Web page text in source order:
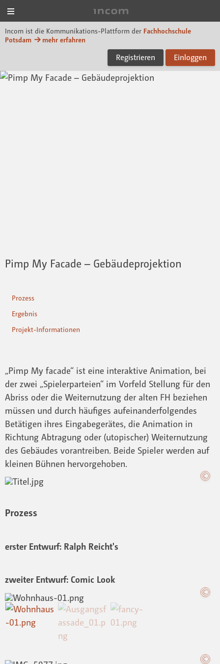
Incom ist die Kommunikations-Plattform der Fachhochschule
Potsdam
mehr erfahren
Registrieren Einloggen
Pimp My Facade – Gebäudeprojektion
Prozess
Ergebnis
Projekt-Informationen
„Pimp My facade“ ist eine interaktive Animation, bei
der zwei „Spielerparteien“ im Vorfeld Stellung für den
Abriss oder die Weiternutzung der alten FH beziehen
müssen und durch häufiges aufeinanderfolgendes
Betätigen ihres Eingabegerätes, die Animation in
Richtung Abtragung oder (utopischer) Weiternutzung
des Gebäudes vorantreiben. Beide Spieler werden auf
kleinen Bühnen hervorgehoben.
Prozess
erster Entwurf: Ralph Reicht's
zweiter Entwurf: Comic Look